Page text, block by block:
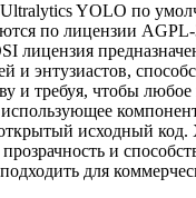
YOLO по
по лицензии
лицензия
и энтузиастов,
и требуя, чтобы
использующее
исходный код.
и
для